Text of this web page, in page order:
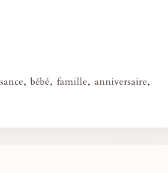
bébé, famille, anniversaire,